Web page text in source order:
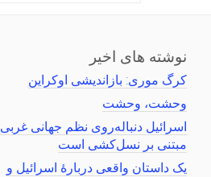
نوشته های اخیر
کرگ موری: بازاندیشی اوکراین
وحشت، وحشت
اسرائیل دنباله‌روی نظم جهانی غربی
مبتنی بر نسل‌کشی است
یک داستان واقعی دربارهٔ اسرائیل و